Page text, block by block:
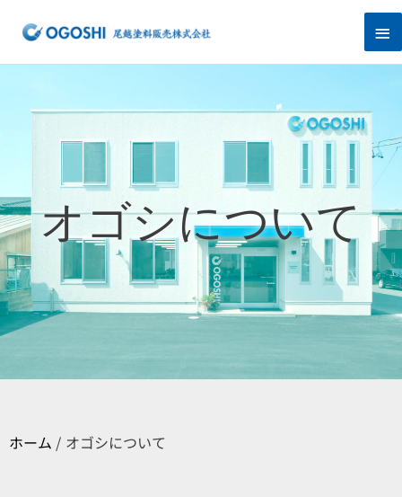
ス
メ
イ
ニ
ー
オゴシについて
ホーム / オゴシについて